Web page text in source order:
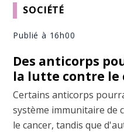
SOCIÉTÉ
Publié à 16h00
Des anticorps
la lutte contre le
Certains anticorps
système immunitaire de
le cancer, tandis que